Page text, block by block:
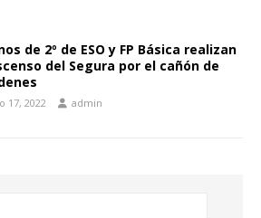
de 2º de ESO y FP Básica realizan
del Segura por el cañón de
17, 2022 admin